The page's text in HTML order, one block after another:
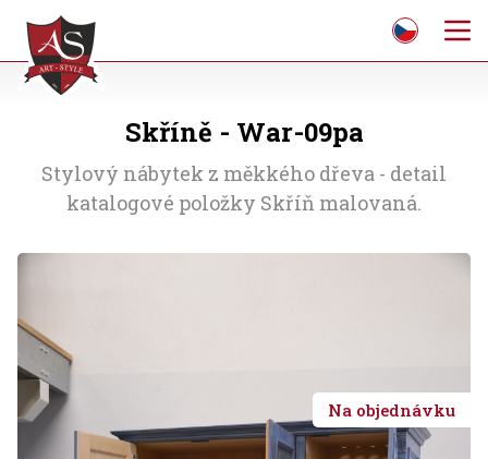
Skříně - War-09pa
Stylový nábytek z měkkého dřeva - detail
katalogové položky Skříň malovaná.
Na objednávku